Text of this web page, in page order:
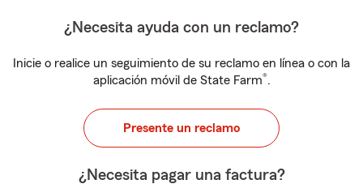
¿Necesita ayuda con un reclamo?
Inicie o realice un seguimiento de su reclamo en línea o con la
aplicación móvil de State Farm®.
Presente un reclamo
¿Necesita pagar una factura?